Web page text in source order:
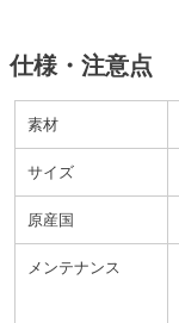
仕様・注意点
素材
サイズ
原産国
メンテナンス